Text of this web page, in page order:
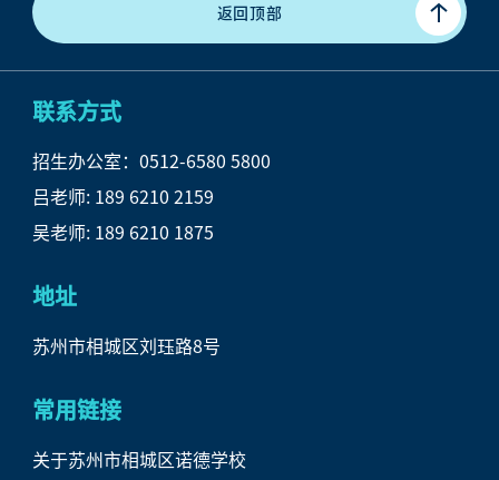
返回顶部
联系方式
招生办公室：0512-6580 5800
吕老师: 189 6210 2159
吴老师: 189 6210 1875
地址
苏州市相城区刘珏路8号
常用链接
关于苏州市相城区诺德学校